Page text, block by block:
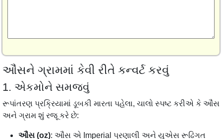
ઔંસને ગ્રામમાં કેવી રીતે કન્વર્ટ કરવું
1. એકમોને સમજવું
રૂપાંતરણ પ્રક્રિયામાં ડૂબકી મારતા પહેલા, ચાલો સ્પષ્ટ કરીએ કે ઔંસ
અને ગ્રામ શું રજૂ કરે છે:
ઔંસ (oz): ઔંસ એ Imperial પ્રણાલી અને યુએસ રૂઢિગત